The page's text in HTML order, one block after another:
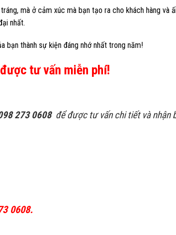
mà ở cảm xúc mà bạn tạo ra cho khách hàng và
nhất.
bạn thành sự kiện đáng nhớ nhất trong năm!
tư vấn miễn phí!
273 0608 để được tư vấn chi tiết và nhận
0608.